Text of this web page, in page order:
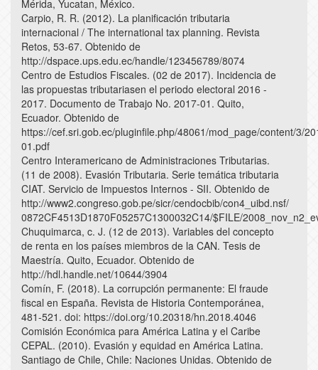
Mérida, Yucatan, México.
Carpio, R. R. (2012). La planificación tributaria
internacional / The international tax planning. Revista
Retos, 53-67. Obtenido de
http://dspace.ups.edu.ec/handle/123456789/8074
Centro de Estudios Fiscales. (02 de 2017). Incidencia de
las propuestas tributariasen el periodo electoral 2016 -
2017. Documento de Trabajo No. 2017-01. Quito,
Ecuador. Obtenido de
https://cef.sri.gob.ec/pluginfile.php/48061/mod_page/content/3/
01.pdf
Centro Interamericano de Administraciones Tributarias.
(11 de 2008). Evasión Tributaria. Serie temática tributaria
CIAT. Servicio de Impuestos Internos - SII. Obtenido de
http://www2.congreso.gob.pe/sicr/cendocbib/con4_uibd.nsf/
0872CF4513D1870F05257C1300032C14/$FILE/
Chuquimarca, c. J. (12 de 2013). Variables del concepto
de renta en los países miembros de la CAN. Tesis de
Maestría. Quito, Ecuador. Obtenido de
http://hdl.handle.net/10644/3904
Comín, F. (2018). La corrupción permanente: El fraude
fiscal en España. Revista de Historia Contemporánea,
481-521. doi: https://doi.org/10.20318/hn.2018.4046
Comisión Económica para América Latina y el Caribe
CEPAL. (2010). Evasión y equidad en América Latina.
Santiago de Chile, Chile: Naciones Unidas. Obtenido de